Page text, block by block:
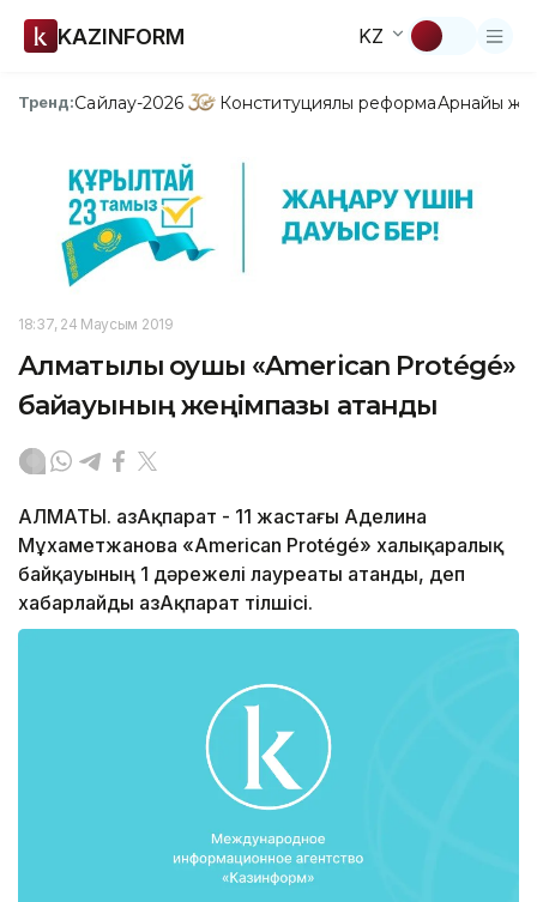
KAZINFORM KZ
Тренд:Сайлау-2026 Конституциялық реформаАрнайы
18:37, 24 Маусым 2019
Алматылық оқушы «American Protégé»
байқауының жеңімпазы атанды
АЛМАТЫ. ҚазАқпарат - 11 жастағы Аделина
Мұхаметжанова «American Protégé» халықаралық
байқауының 1 дәрежелі лауреаты атанды, деп
хабарлайды ҚазАқпарат тілшісі.